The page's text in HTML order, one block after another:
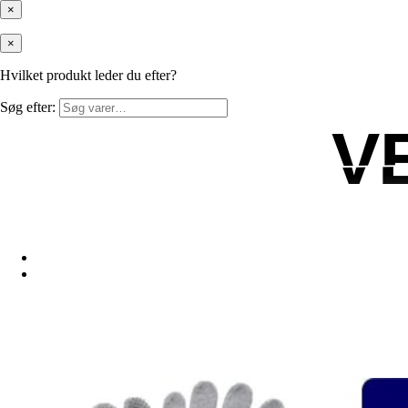
×
×
Hvilket produkt leder du efter?
Søg efter: